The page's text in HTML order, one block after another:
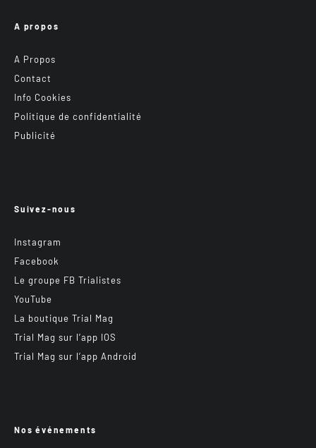
A propos
A Propos
Contact
Info Cookies
Politique de confidentialité
Publicité
Suivez-nous
Instagram
Facebook
Le groupe FB Trialistes
YouTube
La boutique Trial Mag
Trial Mag sur l’app IOS
Trial Mag sur l’app Android
Nos événements